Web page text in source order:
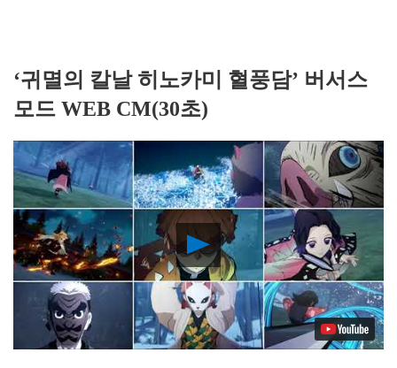
‘귀멸의 칼날 히노카미 혈풍담’ 버서스
모드 WEB CM(30초)
Play
Video